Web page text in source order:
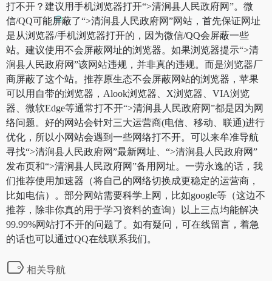
打不开？建议用手机浏览器打开“>清涧县人民政府网”。微
信/QQ可能屏蔽了“>清涧县人民政府网”网站，首先保证网址
是从浏览器/手机浏览器打开的，因为微信/QQ会屏蔽一些
站。建议使用不会屏蔽网址的浏览器。如果浏览器提示“>清
涧县人民政府网”该网站违规，并非真的违规。而是浏览器厂
商屏蔽了这个站。推荐原生态不会屏蔽网站的浏览器，苹果
可以用自带的浏览器，Alook浏览器、X浏览器、VIA浏览
器、微软Edge等通常打不开“>清涧县人民政府网”都是因为网
络问题。好的网站会针对三大运营商(电信、移动、联通)进行
优化，所以小网站会遇到一些网络打不开。可以来牟准导航
寻找“>清涧县人民政府网”最新网址、“>清涧县人民政府网”
发布页和“>清涧县人民政府网”备用网址。一劳永逸的话，我
们推荐使用加速器（将自己的网络切换成更稳定的运营商，
比如电信）。部分网站需要科学上网，比如google等（这边不
推荐，除非你真的用于学习资料的查询）以上三点均能解决
99.99%网站打不开的问题了。如有疑问，可在线留言，着急
的话也可以通过QQ在线联系我们。
相关导航